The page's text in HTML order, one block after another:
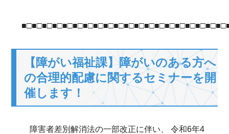
【障がい福祉課】障がいのある方へ
の合理的配慮に関するセミナーを開
催します！
障害者差別解消法の一部改正に伴い、 令和6年4